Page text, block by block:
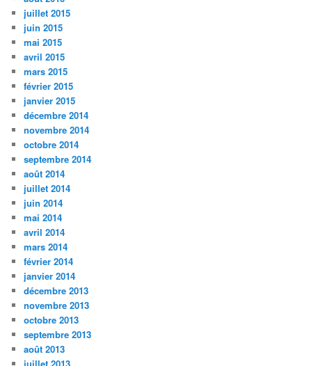
juillet 2015
juin 2015
mai 2015
avril 2015
mars 2015
février 2015
janvier 2015
décembre 2014
novembre 2014
octobre 2014
septembre 2014
août 2014
juillet 2014
juin 2014
mai 2014
avril 2014
mars 2014
février 2014
janvier 2014
décembre 2013
novembre 2013
octobre 2013
septembre 2013
août 2013